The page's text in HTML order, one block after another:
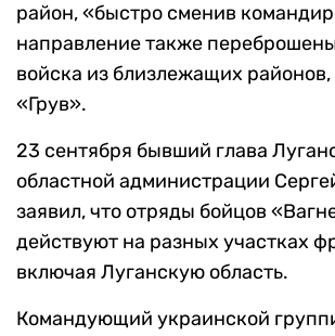
район, «быстро сменив
направление также
войска из близлежащих
«Грув».
23 сентября бывший глава
областной администрации
заявил, что отряды бойцов
действуют на разных участках
включая Луганскую область.
Командующий украинской